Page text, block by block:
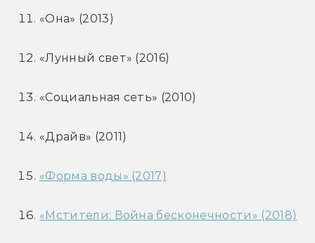
«Она» (2013)
«Лунный свет» (2016)
«Социальная сеть» (2010)
«Драйв» (2011)
«Форма воды» (2017)
«Мстители: Война бесконечности» (2018)